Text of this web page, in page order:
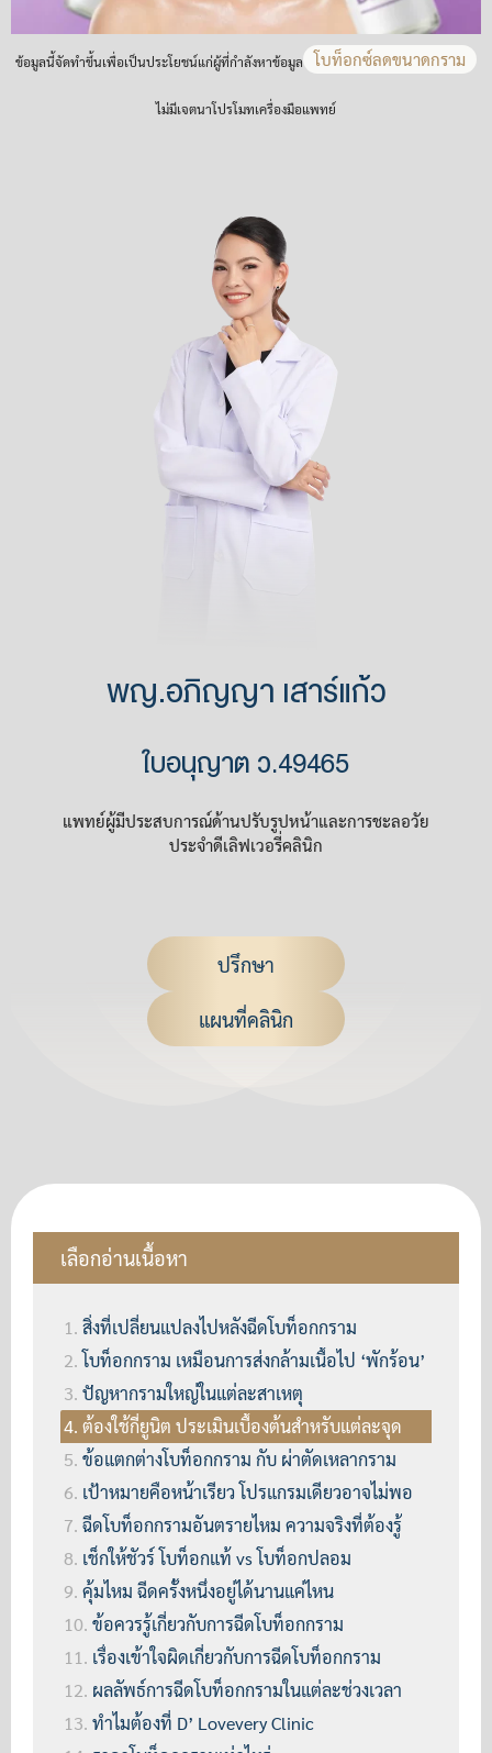
ข้อมูลนี้จัดทำขึ้นเพื่อเป็นประโยชน์แก่ผู้ที่กำลังหาข้อมูล โบท็อกซ์ลดขนาดกราม
ไม่มีเจตนาโปรโมทเครื่องมือแพทย์
พญ.อภิญญา เสาร์แก้ว
ใบอนุญาต ว.49465
แพทย์ผู้มีประสบการณ์ด้านปรับรูปหน้าและการชะลอวัย
ประจำดีเลิฟเวอรี่คลินิก
ปรึกษา
แผนที่คลินิก
เลือกอ่านเนื้อหา
สิ่งที่เปลี่ยนแปลงไปหลังฉีดโบท็อกกราม
โบท็อกกราม เหมือนการส่งกล้ามเนื้อไป ‘พักร้อน’
ปัญหากรามใหญ่ในแต่ละสาเหตุ
ต้องใช้กี่ยูนิต ประเมินเบื้องต้นสำหรับแต่ละจุด
ข้อแตกต่างโบท็อกกราม กับ ผ่าตัดเหลากราม
เป้าหมายคือหน้าเรียว โปรแกรมเดียวอาจไม่พอ
ฉีดโบท็อกกรามอันตรายไหม ความจริงที่ต้องรู้
เช็กให้ชัวร์ โบท็อกแท้ vs โบท็อกปลอม
คุ้มไหม ฉีดครั้งหนึ่งอยู่ได้นานแค่ไหน
ข้อควรรู้เกี่ยวกับการฉีดโบท็อกกราม
เรื่องเข้าใจผิดเกี่ยวกับการฉีดโบท็อกกราม
ผลลัพธ์การฉีดโบท็อกกรามในแต่ละช่วงเวลา
ทำไมต้องที่ D’ Lovevery Clinic